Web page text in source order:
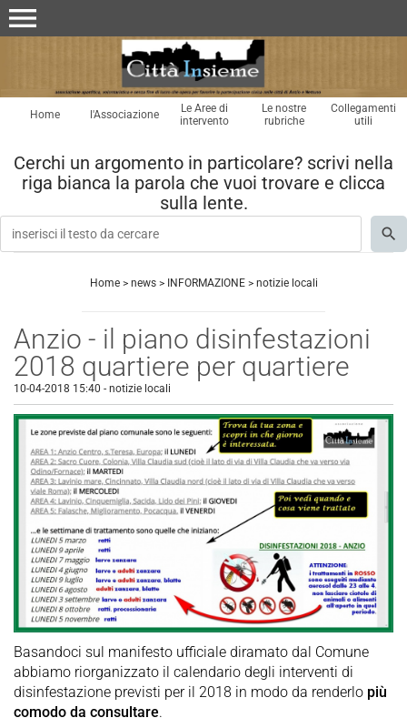
menu
Home l'Associazione
Le Aree di
intervento
Le nostre
rubriche
Collegamenti
utili
Cerchi un argomento in particolare? scrivi nella
riga bianca la parola che vuoi trovare e clicca
sulla lente.
Home> news> INFORMAZIONE> notizie locali
Anzio - il piano disinfestazioni
2018 quartiere per quartiere
10-04-2018 15:40 - notizie locali
Basandoci sul manifesto ufficiale diramato dal Comune
abbiamo riorganizzato il calendario degli interventi di
disinfestazione previsti per il 2018 in modo da renderlo più
comodo da consultare.